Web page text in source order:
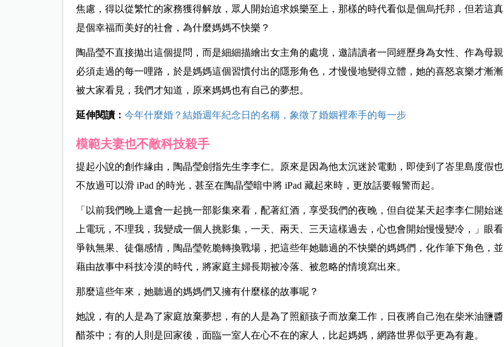
焦慮，得以從繁忙的家務獲得解放，眾人開始追求娛樂至上，那樣的時代看似是個烏托邦，但若這真
是個幸福而美好的社會，為什麼媽媽不快樂？
陶晶瑩不直接拋出這個提問，而是細細描繪出女主角的處境，邀請讀者一同經歷身為女性、作為母親
必須走過的每一哩路，於是媽媽這個習慣付出的隱形角色，才慢慢地變得立體，她的喜怒哀樂才漸漸
被大家看見，我們才知道，原來媽媽也有自己的夢想。
延伸閱讀： 今年什麼婚？結婚週年紀念日的名稱，象徵了婚姻裡牽手的每一步
模範夫妻也不敵科技殺手
提起小說的創作緣由，陶晶瑩劍指先生李李仁。原來是因為他太沉迷於電動，即使到了峇里島度假也
不放過可以滑 iPad 的時光，甚至在陶晶瑩暗中將 iPad 藏起來時，更放話要報警而起。
「以前我們晚上還會一起挑一部影集來看，配著紅酒，享受我們的夜晚，但自從某天起李李仁開始迷
上電玩，不理我，我變成一個人挑影集，一天、兩天、三天這樣過去，心也會開始慢慢變冷，」眼看
爭執無果、徒傷感情，陶晶瑩乾脆轉換戰場，把這些年她聽過的不快樂的媽媽們，化作筆下角色，並
藉由故事中科技冷漠的時代，將家庭主婦長期被冷落、被忽略的情境寫出來。
那麼這些年來，她聽過的媽媽們又擁有什麼樣的故事呢？
她說，有的人是為了家庭放棄夢想，有的人是為了照顧孩子而放棄工作，日夜將自己泡在柴米油鹽醬
醋茶中；有的人則是回家後，面臨一室人在心不在的家人，比起媽媽，網路世界似乎更為有趣。